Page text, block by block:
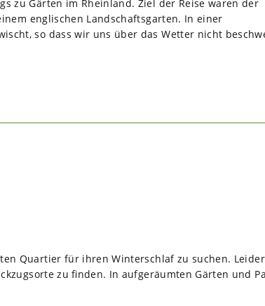
zu Gärten im Rheinland. Ziel der Reise waren der
englischen Landschaftsgarten. In einer
so dass wir uns über das Wetter nicht
Quartier für ihren Winterschlaf zu suchen. Leider
zu finden. In aufgeräumten Gärten und